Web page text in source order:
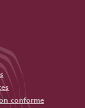
conforme